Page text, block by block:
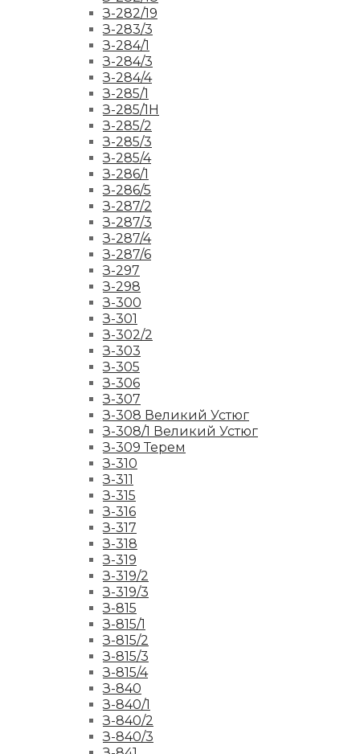
З-282/19
З-283/3
З-284/1
З-284/3
З-284/4
З-285/1
З-285/1Н
З-285/2
З-285/3
З-285/4
З-286/1
З-286/5
З-287/2
З-287/3
З-287/4
З-287/6
З-297
З-298
З-300
З-301
З-302/2
З-303
З-305
З-306
З-307
З-308 Великий Устюг
З-308/1 Великий Устюг
З-309 Терем
З-310
З-311
З-315
З-316
З-317
З-318
З-319
З-319/2
З-319/3
З-815
З-815/1
З-815/2
З-815/3
З-815/4
З-840
З-840/1
З-840/2
З-840/3